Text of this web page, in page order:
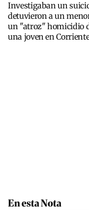
Investigaban un
detuvieron a un
un "atroz" homicidio
una joven en
En esta Nota